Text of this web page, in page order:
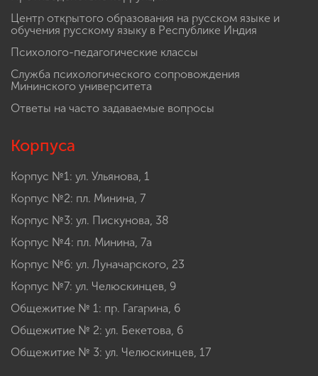
Центр открытого образования на русском языке и
обучения русскому языку в Республике Индия
Психолого-педагогические классы
Служба психологического сопровождения
Мининского университета
Ответы на часто задаваемые вопросы
Корпуса
Корпус №1: ул. Ульянова, 1
Корпус №2: пл. Минина, 7
Корпус №3: ул. Пискунова, 38
Корпус №4: пл. Минина, 7а
Корпус №6: ул. Луначарского, 23
Корпус №7: ул. Челюскинцев, 9
Общежитие № 1: пр. Гагарина, 6
Общежитие № 2: ул. Бекетова, 6
Общежитие № 3: ул. Челюскинцев, 17